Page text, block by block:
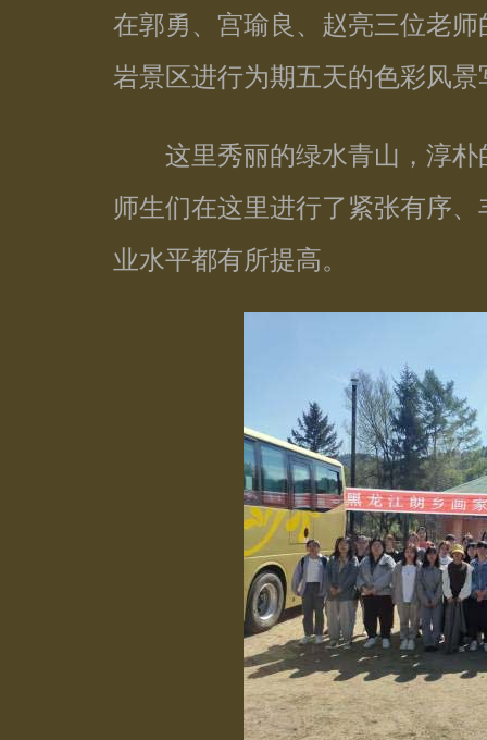
在郭勇、宫瑜良、赵亮三位老
岩景区进行为期五天的色彩风景
这里秀丽的绿水青山，淳朴
师生们在这里进行了紧张有序
业水平都有所提高。